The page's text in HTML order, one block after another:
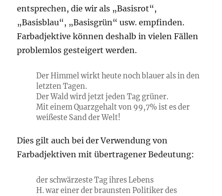
entsprechen, die wir als „Basisrot“,
„Basisblau“, „Basisgrün“ usw. empfinden.
Farbadjektive können deshalb in vielen Fällen
problemlos gesteigert werden.
Der Himmel wirkt heute noch blauer als in den
letzten Tagen.
Der Wald wird jetzt jeden Tag grüner.
Mit einem Quarzgehalt von 99,7% ist es der
weißeste Sand der Welt!
Dies gilt auch bei der Verwendung von
Farbadjektiven mit übertragener Bedeutung:
der schwärzeste Tag ihres Lebens
H. war einer der braunsten Politiker des